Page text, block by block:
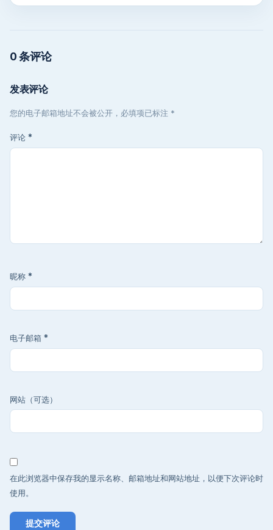
0 条评论
发表评论
您的电子邮箱地址不会被公开，必填项已标注 *
评论 *
昵称 *
电子邮箱 *
网站（可选）
在此浏览器中保存我的显示名称、邮箱地址和网站地址，以便下次评论时
使用。